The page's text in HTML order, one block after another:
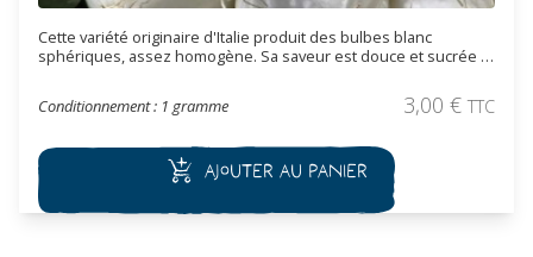
Cette variété originaire d'Italie produit des bulbes blanc
sphériques, assez homogène. Sa saveur est douce et sucrée le
d'oignons frais au printemps. Il est aussi adapté à la
conservation.
Conditionnement : 1 gramme 3,00 € TTC
Ajouter au panier